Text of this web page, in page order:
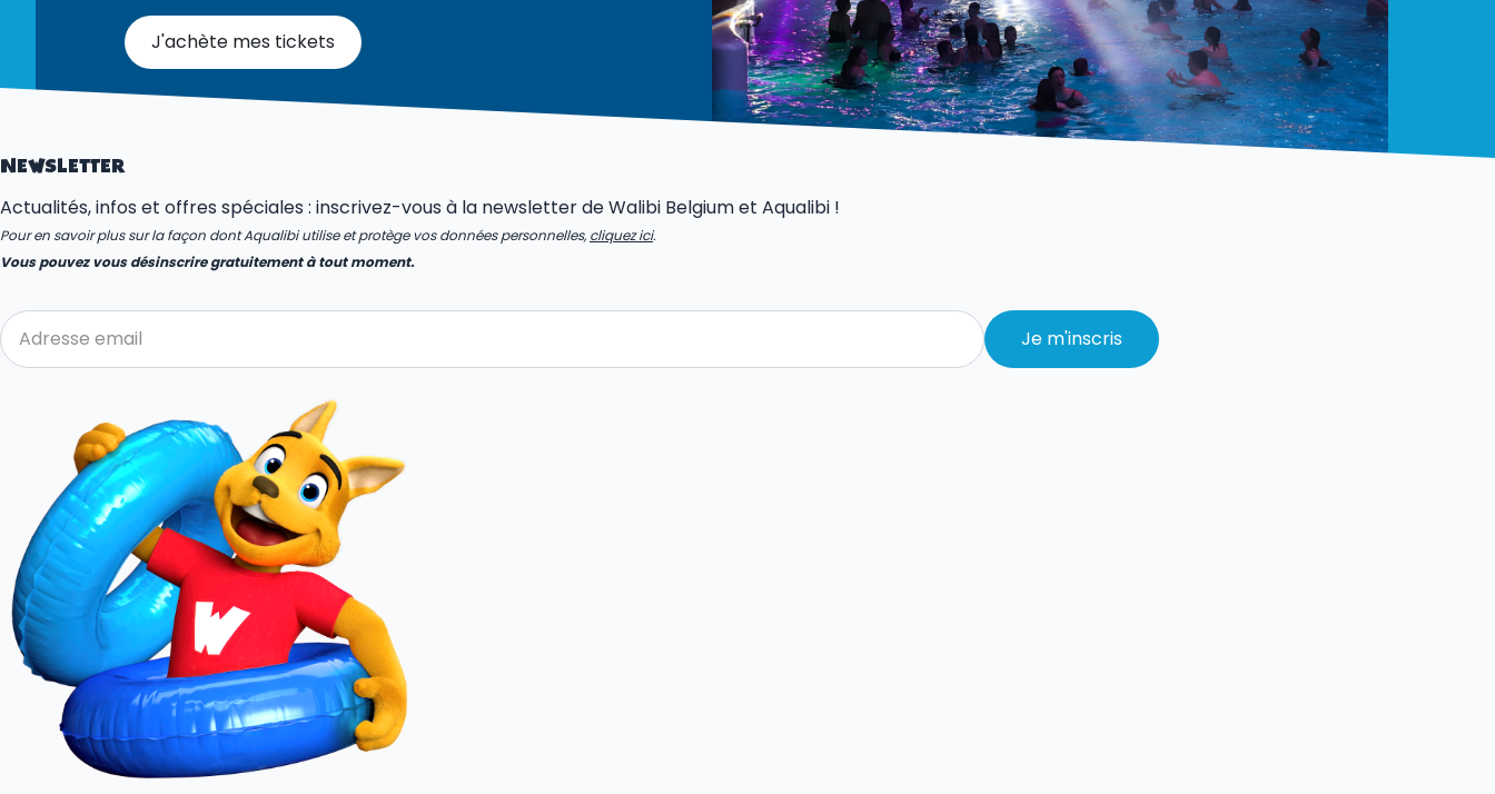
J'achète mes tickets
NEWSLETTER
Actualités, infos et offres spéciales : inscrivez-vous à la newsletter de Walibi Belgium et Aqualibi !
Pour en savoir plus sur la façon dont Aqualibi utilise et protège vos données personnelles,cliquez ici.
Vous pouvez vous désinscrire gratuitement à tout moment.
Je m'inscris